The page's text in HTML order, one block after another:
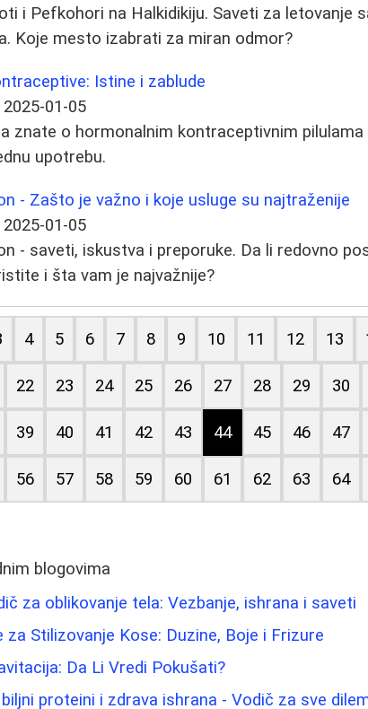
i Pefkohori na Halkidikiju. Saveti za letovanje
Koje mesto izabrati za miran odmor?
Istine i zablude
2025-01-05
znate o hormonalnim kontraceptivnim
upotrebu.
- Zašto je važno i koje usluge su najtraženije
2025-01-05
- saveti, iskustva i preporuke. Da li redovno
i šta vam je najvažnije?
4 5 6 7 8 9 10 11 12 13
22 23 24 25 26 27 28 29 30
39 40 41 42 43 44 45 46 47
56 57 58 59 60 61 62 63 64
blogovima
za oblikovanje tela: Vezbanje, ishrana i saveti
za Stilizovanje Kose: Duzine, Boje i Frizure
Da Li Vredi Pokušati?
proteini i zdrava ishrana - Vodič za sve